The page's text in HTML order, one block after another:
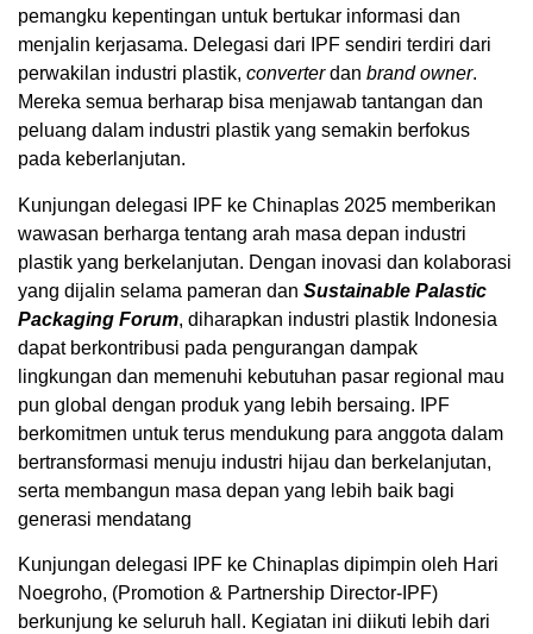
pemangku kepentingan untuk bertukar informasi dan
menjalin kerjasama. Delegasi dari IPF sendiri terdiri dari
perwakilan industri plastik, converterdan brand owner.
Mereka semua berharap bisa menjawab tantangan dan
peluang dalam industri plastik yang semakin berfokus
pada keberlanjutan.
Kunjungan delegasi IPF ke Chinaplas 2025 memberikan
wawasan berharga tentang arah masa depan industri
plastik yang berkelanjutan. Dengan inovasi dan kolaborasi
yang dijalin selama pameran dan Sustainable Palastic
Packaging Forum, diharapkan industri plastik Indonesia
dapat berkontribusi pada pengurangan dampak
lingkungan dan memenuhi kebutuhan pasar regional mau
pun global dengan produk yang lebih bersaing. IPF
berkomitmen untuk terus mendukung para anggota dalam
bertransformasi menuju industri hijau dan berkelanjutan,
serta membangun masa depan yang lebih baik bagi
generasi mendatang
Kunjungan delegasi IPF ke Chinaplas dipimpin oleh Hari
Noegroho, (Promotion & Partnership Director-IPF)
berkunjung ke seluruh hall. Kegiatan ini diikuti lebih dari